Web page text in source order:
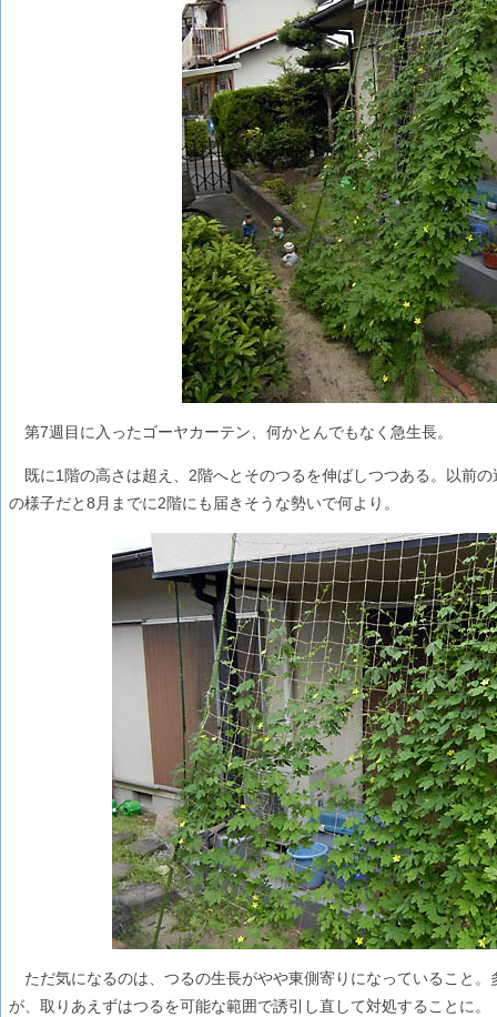
第7週目に入ったゴーヤカーテン、何かとんでもなく急生長。
既に1階の高さは超え、2階へとそのつるを伸ばしつつある。以前
の様子だと8月までに2階にも届きそうな勢いで何より。
ただ気になるのは、つるの生長がやや東側寄りになっていること
が、取りあえずはつるを可能な範囲で誘引し直して対処することに。